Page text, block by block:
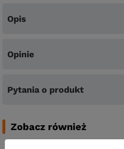
Opis
Opinie
Pytania o produkt
Zobacz również